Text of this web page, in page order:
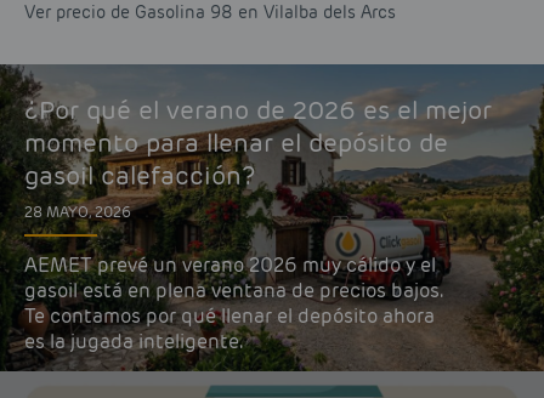
Ver precio de Gasolina 98 en Vilalba dels Arcs
¿Por qué el verano de 2026 es el mejor
momento para llenar el depósito de
gasoil calefacción?
28 MAYO, 2026
AEMET prevé un verano 2026 muy cálido y el
gasoil está en plena ventana de precios bajos.
Te contamos por qué llenar el depósito ahora
es la jugada inteligente.